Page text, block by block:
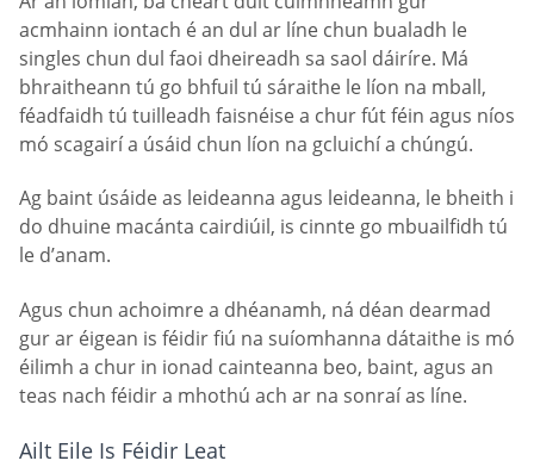
acmhainn iontach é an dul ar líne chun bualadh le
singles chun dul faoi dheireadh sa saol dáiríre. Má
bhraitheann tú go bhfuil tú sáraithe le líon na mball,
féadfaidh tú tuilleadh faisnéise a chur fút féin agus níos
mó scagairí a úsáid chun líon na gcluichí a chúngú.
Ag baint úsáide as leideanna agus leideanna, le bheith i
do dhuine macánta cairdiúil, is cinnte go mbuailfidh tú
le d’anam.
Agus chun achoimre a dhéanamh, ná déan dearmad
gur ar éigean is féidir fiú na suíomhanna dátaithe is mó
éilimh a chur in ionad cainteanna beo, baint, agus an
teas nach féidir a mhothú ach ar na sonraí as líne.
Ailt Eile Is Féidir Leat